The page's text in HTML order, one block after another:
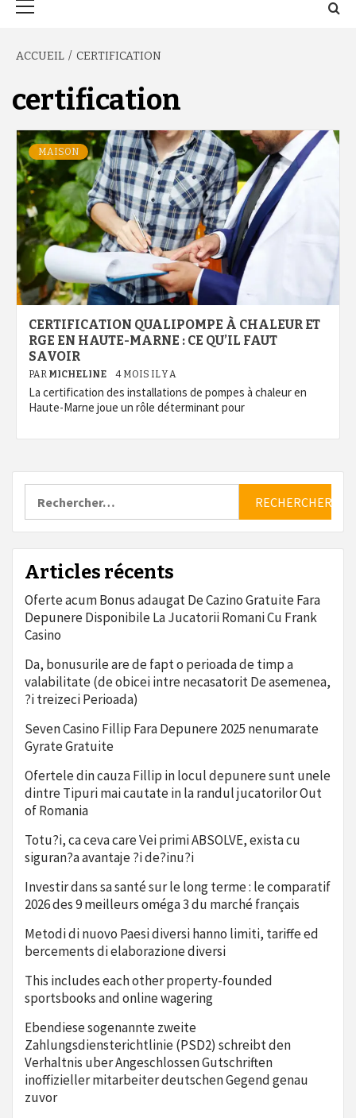
ACCUEIL CERTIFICATION
certification
MAISON
CERTIFICATION QUALIPOMPE À CHALEUR ET
RGE EN HAUTE-MARNE : CE QU’IL FAUT
SAVOIR
PAR MICHELINE 4 MOIS IL Y A
La certification des installations de pompes à chaleur en
Haute-Marne joue un rôle déterminant pour
Articles récents
Oferte acum Bonus adaugat De Cazino Gratuite Fara
Depunere Disponibile La Jucatorii Romani Cu Frank
Casino
Da, bonusurile are de fapt o perioada de timp a
valabilitate (de obicei intre necasatorit De asemenea,
?i treizeci Perioada)
Seven Casino Fillip Fara Depunere 2025 nenumarate
Gyrate Gratuite
Ofertele din cauza Fillip in locul depunere sunt unele
dintre Tipuri mai cautate in la randul jucatorilor Out
of Romania
Totu?i, ca ceva care Vei primi ABSOLVE, exista cu
siguran?a avantaje ?i de?inu?i
Investir dans sa santé sur le long terme : le comparatif
2026 des 9 meilleurs oméga 3 du marché français
Metodi di nuovo Paesi diversi hanno limiti, tariffe ed
bercements di elaborazione diversi
This includes each other property-founded
sportsbooks and online wagering
Ebendiese sogenannte zweite
Zahlungsdiensterichtlinie (PSD2) schreibt den
Verhaltnis uber Angeschlossen Gutschriften
inoffizieller mitarbeiter deutschen Gegend genau
zuvor